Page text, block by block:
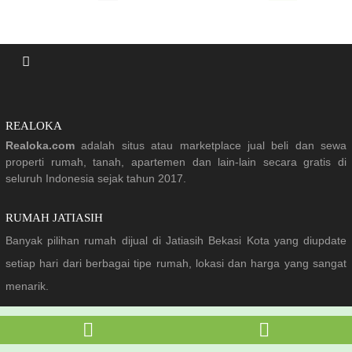
REALOKA
Realoka.com adalah situs atau marketplace jual beli dan sewa
properti rumah, tanah, apartemen dan lain-lain secara gratis di
seluruh Indonesia sejak tahun 2017.
RUMAH JATIASIH
Banyak pilihan rumah dijual di Jatiasih Bekasi Kota yang diupdate
setiap hari dari berbagai tipe rumah, lokasi dan harga yang sangat
menarik.
PROPERTI DI BEKASI KOTA